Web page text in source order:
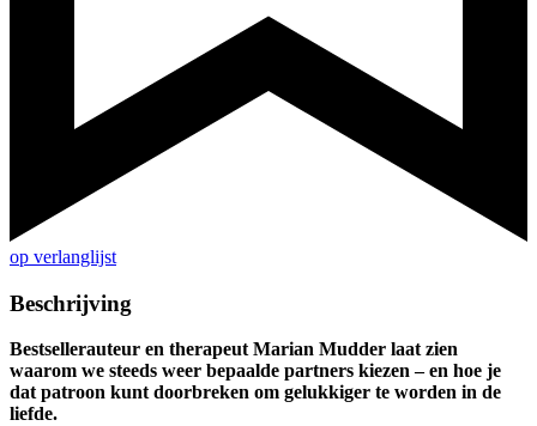
op verlanglijst
Beschrijving
Bestsellerauteur en therapeut Marian Mudder laat zien
waarom we steeds weer bepaalde partners kiezen – en hoe je
dat patroon kunt doorbreken om gelukkiger te worden in de
liefde.